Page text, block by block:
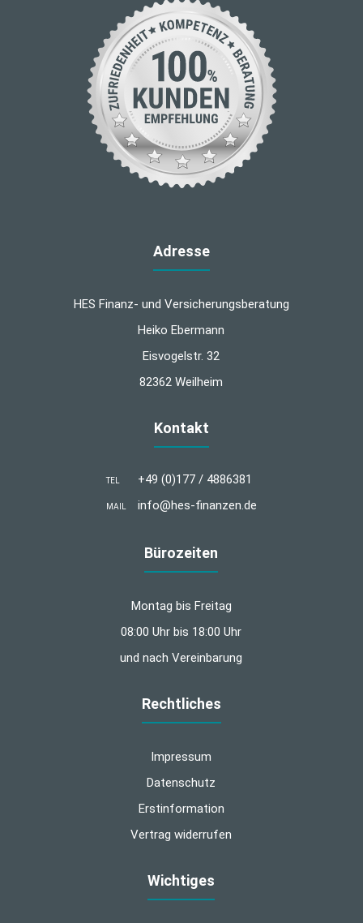
Adresse
HES Finanz- und Versicherungsberatung
Heiko Ebermann
Eisvogelstr. 32
82362 Weilheim
Kontakt
TEL +49 (0)177 / 4886381
MAIL info@hes-finanzen.de
Bürozeiten
Montag bis Freitag
08:00 Uhr bis 18:00 Uhr
und nach Vereinbarung
Rechtliches
Impressum
Datenschutz
Erstinformation
Vertrag widerrufen
Wichtiges